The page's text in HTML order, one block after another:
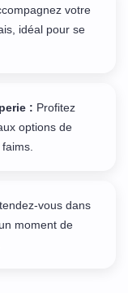
votre
idéal pour se
: Profitez
options de
vous dans
moment de